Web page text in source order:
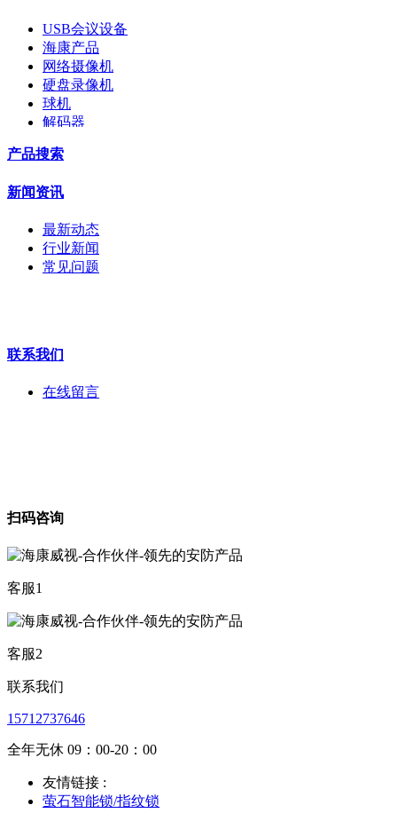
USB会议设备
海康产品
网络摄像机
硬盘录像机
球机
解码器
配件
拼接屏
安检门
工程宝
海康机器人
产品搜索
新闻资讯
最新动态
行业新闻
常见问题
联系我们
在线留言
扫码咨询
客服1
客服2
联系我们
15712737646
全年无休 09：00-20：00
友情链接 :
萤石智能锁/指纹锁